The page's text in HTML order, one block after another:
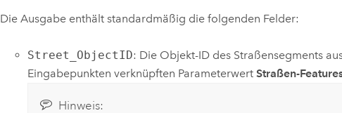
Die Ausgabe enthält standardmäßig die folgenden Felder:
Street_ObjectID: Die Objekt-ID des Straßensegments
Eingabepunkten verknüpften Parameterwert Straßen-
Hinweis: